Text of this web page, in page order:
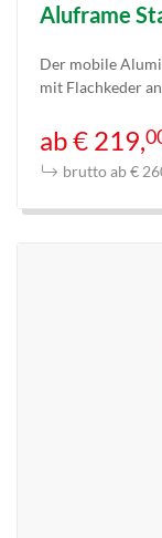
Aluframe
Der mobile
mit Flachkeder
ab € 219,
brutto ab €